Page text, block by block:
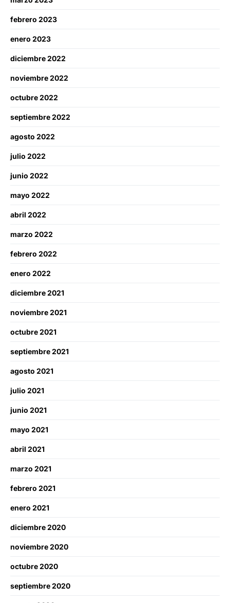
febrero 2023
enero 2023
diciembre 2022
noviembre 2022
octubre 2022
septiembre 2022
agosto 2022
julio 2022
junio 2022
mayo 2022
abril 2022
marzo 2022
febrero 2022
enero 2022
diciembre 2021
noviembre 2021
octubre 2021
septiembre 2021
agosto 2021
julio 2021
junio 2021
mayo 2021
abril 2021
marzo 2021
febrero 2021
enero 2021
diciembre 2020
noviembre 2020
octubre 2020
septiembre 2020